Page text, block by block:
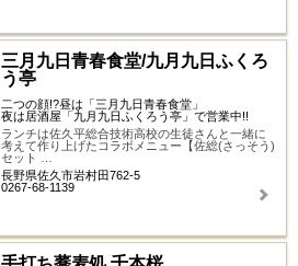
三月九日青春食堂/九月九日ふくろ
う亭
二つの顔!?昼は「三月九日青春食堂」
夜は居酒屋「九月九日ふくろう亭」で営業中!!
ランチは佐久平総合技術高校の生徒さんと一緒に
考えて作り上げたコラボメニュー【佐総(さっそう)
セット …
長野県佐久市岩村田762-5
0267-68-1139